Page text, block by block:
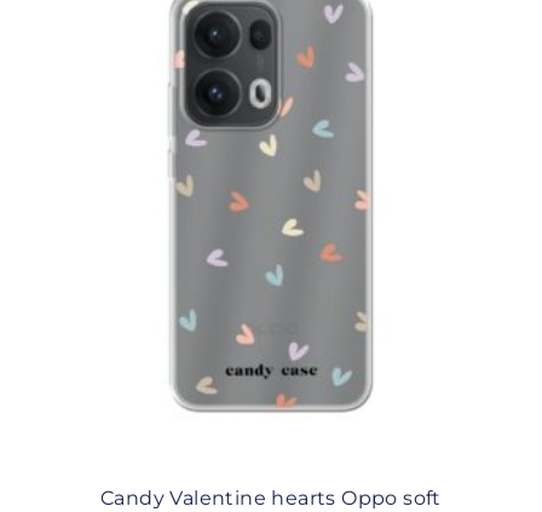
Candy Valentine hearts Oppo soft